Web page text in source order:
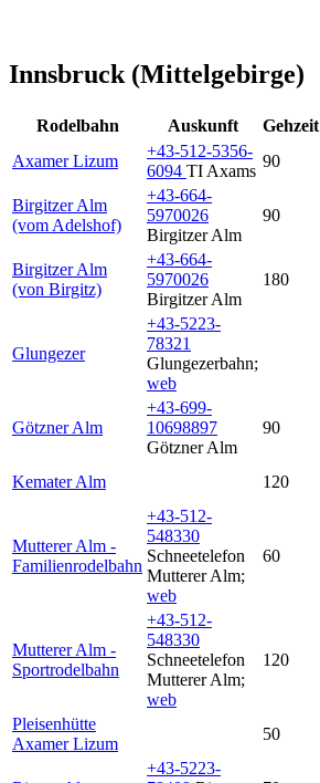
Innsbruck (Mittelgebirge)
Rodelbahn Auskunft Gehzeit
Axamer Lizum
+43-512-5356-
6094 TI Axams
90
Birgitzer Alm
(vom Adelshof)
+43-664-
5970026
Birgitzer Alm
90
Birgitzer Alm
(von Birgitz)
+43-664-
5970026
Birgitzer Alm
180
Glungezer
+43-5223-
78321
Glungezerbahn;
web
Götzner Alm
+43-699-
10698897
Götzner Alm
90
Kemater Alm 120
Mutterer Alm -
Familienrodelbahn
+43-512-
548330
Schneetelefon
Mutterer Alm;
web
60
Mutterer Alm -
Sportrodelbahn
+43-512-
548330
Schneetelefon
Mutterer Alm;
web
120
Pleisenhütte
Axamer Lizum
50
+43-5223-